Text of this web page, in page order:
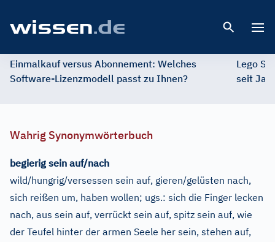
Einmalkauf versus Abonnement: Welches
Software-Lizenzmodell passt zu Ihnen?
Lego
seit
Wahrig Synonymwörterbuch
begierig sein auf/nach
wild/hungrig/versessen sein auf, gieren/gelüsten nach,
sich reißen um, haben wollen; ugs.: sich die Finger lecken
nach, aus sein auf, verrückt sein auf, spitz sein auf, wie
der Teufel hinter der armen Seele her sein, stehen auf,